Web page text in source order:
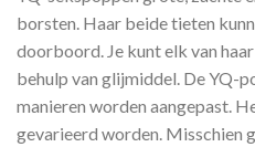
borsten. Haar beide tieten
doorboord. Je kunt elk van
behulp van glijmiddel. De YQ-
manieren worden aangepast.
gevarieerd worden. Misschien